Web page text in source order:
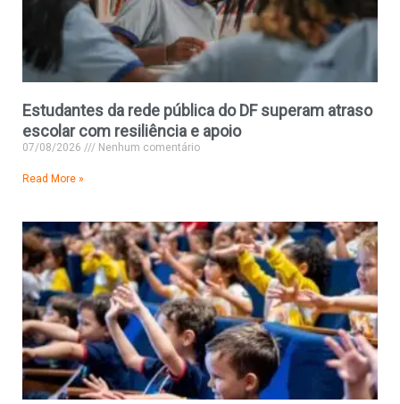
Estudantes da rede pública do DF superam atraso
escolar com resiliência e apoio
07/08/2026 Nenhum comentário
Read More »